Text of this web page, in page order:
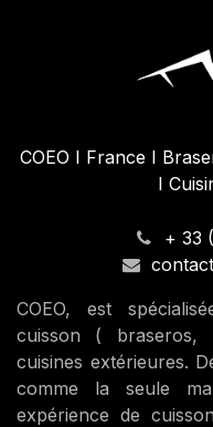
COEO I France I
I
+ 33
COEO, est
cuisson ( braseros,
cuisines extérieures.
comme la seule
expérience de